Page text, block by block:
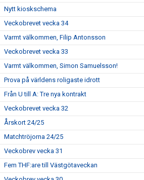
Nytt kioskschema
Veckobrevet vecka 34
Varmt välkommen, Filip Antonsson
Veckobrevet vecka 33
Varmt välkommen, Simon Samuelsson!
Prova på världens roligaste idrott
Från U till A: Tre nya kontrakt
Veckobrevet vecka 32
Årskort 24/25
Matchtröjorna 24/25
Veckobrev vecka 31
Fem THF:are till Västgötaveckan